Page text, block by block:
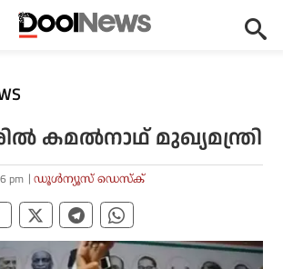
കമല്‍നാഥ് മുഖ്യമന്ത്രി
pm ഡൂള്‍ന്യൂസ് ഡെസ്‌ക്